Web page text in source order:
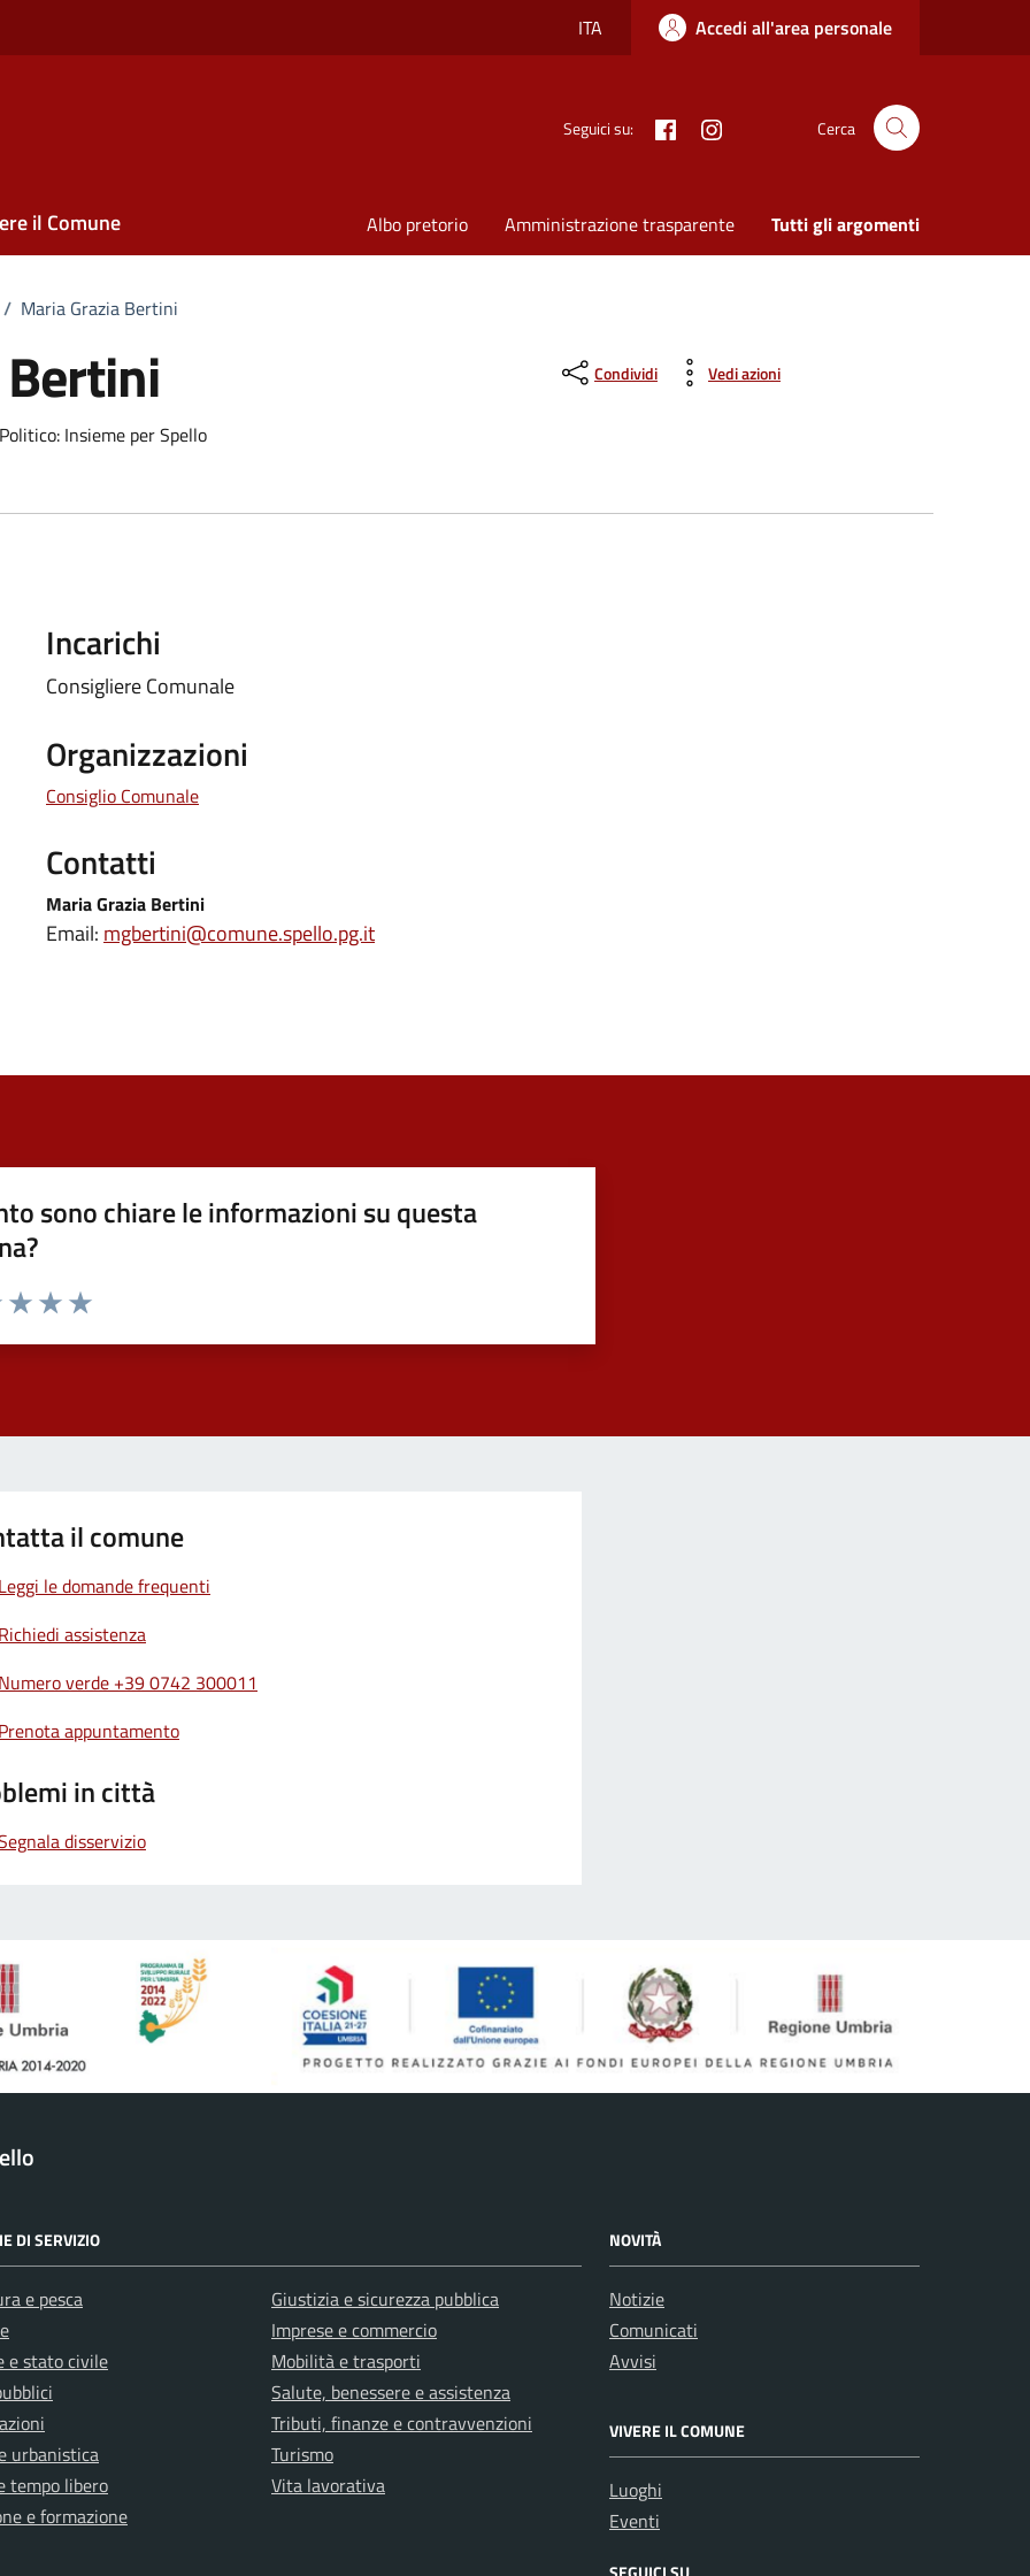
ITA Accedi all'area personale
Seguici su: Facebook Cerca
il Comune Albo pretorio Amministrazione trasparente Tutti gli argomenti
/ Maria Grazia Bertini
Insieme per Spello
Condividi Vedi azioni
Incarichi
Consigliere Comunale
Organizzazioni
Consiglio Comunale
Contatti
Maria Grazia Bertini
Email: mgbertini@comune.spello.pg.it
sono chiare le informazioni su questa
il comune
le domande frequenti
assistenza
verde +39 0742 300011
appuntamento
in città
disservizio
DI SERVIZIO
e pesca
e stato civile
urbanistica
tempo libero
e formazione
Giustizia e sicurezza pubblica
Imprese e commercio
Mobilità e trasporti
Salute, benessere e assistenza
Tributi, finanze e contravvenzioni
Turismo
Vita lavorativa
NOVITÀ
Notizie
Comunicati
Avvisi
VIVERE IL COMUNE
Luoghi
Eventi